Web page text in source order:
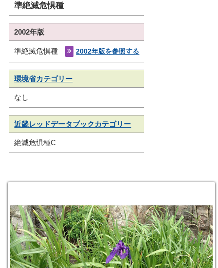
準絶滅危惧種
2002年版
準絶滅危惧種 2002年版を参照する
環境省カテゴリー
なし
近畿レッドデータブックカテゴリー
絶滅危惧種C